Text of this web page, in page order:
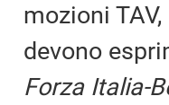
mozioni
devono
Forza Italia-